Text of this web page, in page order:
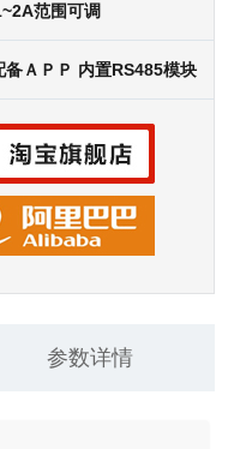
范围可调
备ＡＰＰ 内置RS485模块
参数详情